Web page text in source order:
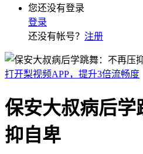
您还没有登录
登录
还没有帐号？ 注册
打开梨视频APP，提升3倍流畅度
保安大叔病后学
抑自卑